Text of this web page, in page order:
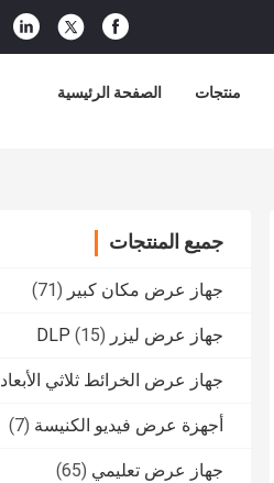
الصفحة الرئيسية منتجات
جميع المنتجات
جهاز عرض مكان كبير (71)
جهاز عرض ليزر DLP (15)
جهاز عرض الخرائط ثلاثي الأبعاد
أجهزة عرض فيديو الكنيسة (7)
جهاز عرض تعليمي (65)